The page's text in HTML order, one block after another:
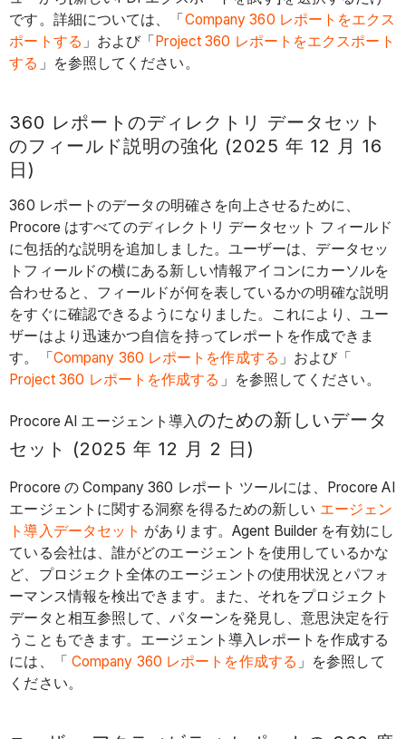
です。詳細については、「Company 360 レポートをエクス
ポートする 」および「Project 360 レポートをエクスポート
する 」を参照してください。
360 レポートのディレクトリ データセット
のフィールド説明の強化 (2025 年 12 月 16
日)
360 レポートのデータの明確さを向上させるために、
Procore はすべてのディレクトリ データセット フィールド
に包括的な説明を追加しました。ユーザーは、データセッ
トフィールドの横にある新しい情報アイコンにカーソルを
合わせると、フィールドが何を表しているかの明確な説明
をすぐに確認できるようになりました。これにより、ユー
ザーはより迅速かつ自信を持ってレポートを作成できま
す。「 Company 360 レポートを作成する 」および「
Project 360 レポートを作成する 」を参照してください。
Procore AI エージェント導入のための新しいデータ
セット
(2025 年 12 月 2 日)
Procore の Company 360 レポート ツールには、Procore AI
エージェントに関する洞察を得るための新しい エージェン
ト導入データセット があります。Agent Builder を有効にし
ている会社は、誰がどのエージェントを使用しているかな
ど、プロジェクト全体のエージェントの使用状況とパフォ
ーマンス情報を検出できます。また、それをプロジェクト
データと相互参照して、パターンを発見し、意思決定を行
うこともできます。エージェント導入レポートを作成する
には、「 Company 360 レポートを作成する 」を参照して
ください。